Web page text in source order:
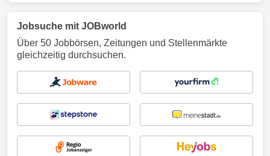
Jobsuche mit JOBworld
Über 50 Jobbörsen, Zeitungen und Stellenmärkte
gleichzeitig durchsuchen.